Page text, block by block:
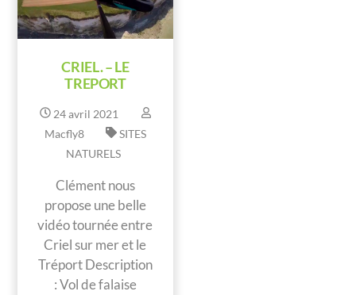
CRIEL. – LE
TREPORT
24 avril 2021
Macfly8
SITES
NATURELS
Clément nous
propose une belle
vidéo tournée entre
Criel sur mer et le
Tréport Description
: Vol de falaise